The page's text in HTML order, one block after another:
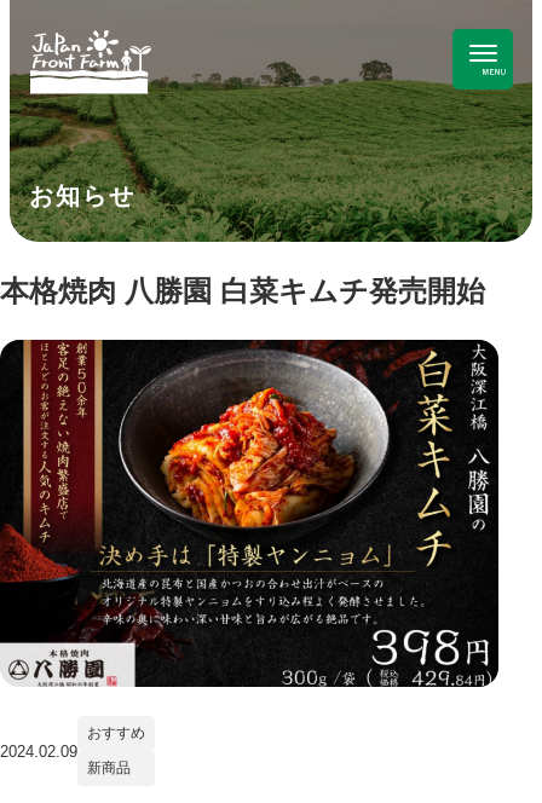
お知らせ
本格焼肉 八勝園 白菜キムチ発売開始
2024.02.09
おすすめ
新商品